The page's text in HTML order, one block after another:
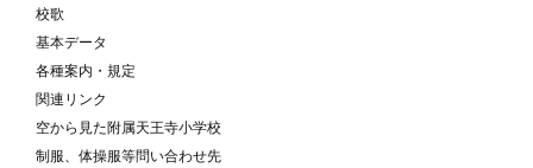
校歌
基本データ
各種案内・規定
関連リンク
空から見た附属天王寺小学校
制服、体操服等問い合わせ先